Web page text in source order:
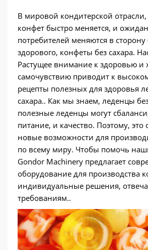
В мировой кондитерской
конфет быстро меняется, и
потребителей меняются в сторону
здорового, конфеты без сахара.
Растущее внимание к здоровью и
самочувствию приводит к
рецепты полезных для здоровья
сахара.. Как мы знаем, леденцы
полезные леденцы могут
питание, и качество. Поэтому, это
новые возможности для
по всему миру. Чтобы помочь
Gondor Machinery предлагает
оборудование для производства
индивидуальные решения,
требованиям..